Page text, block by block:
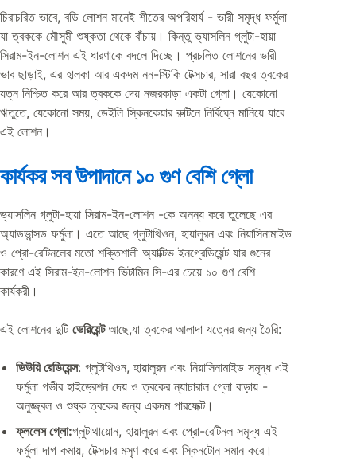
চিরাচরিত ভাবে, বডি লোশন মানেই শীতের অপরিহার্য - ভারী সমৃদ্ধ ফর্মুলা
যা ত্বককে মৌসুমী শুষ্কতা থেকে বাঁচায়। কিন্তু ভ্যাসলিন গ্লুটা-হায়া
সিরাম-ইন-লোশন এই ধারণাকে বদলে দিচ্ছে। প্রচলিত লোশনের ভারী
ভাব ছাড়াই, এর হালকা আর একদম নন-স্টিকি টেক্সচার, সারা বছর ত্বকের
যত্ন নিশ্চিত করে আর ত্বককে দেয় নজরকাড়া একটা গ্লো। যেকোনো
ঋতুতে, যেকোনো সময়, ডেইলি স্কিনকেয়ার রুটিনে নির্বিঘ্নে মানিয়ে যাবে
এই লোশন।
কার্যকর সব উপাদানে ১০ গুণ বেশি গ্লো
ভ্যাসলিন গ্লুটা-হায়া সিরাম-ইন-লোশন -কে অনন্য করে তুলেছে এর
অ্যাডভান্সড ফর্মুলা। এতে আছে গ্লুটাথিওন, হায়ালুরন এবং নিয়াসিনামাইড
ও প্রো-রেটিনলের মতো শক্তিশালী অ্যাক্টিভ ইনগ্রেডিয়েন্ট যার গুনের
কারণে এই সিরাম-ইন-লোশন ভিটামিন সি-এর চেয়ে ১০ গুণ বেশি
কার্যকরী।
এই লোশনের দুটি ভেরিয়েন্টআছে,যা ত্বকের আলাদা যত্নের জন্য তৈরি:
ডিউয়ি রেডিয়েন্স: গ্লুটাথিওন, হায়ালুরন এবং নিয়াসিনামাইড সমৃদ্ধ এই
ফর্মুলা গভীর হাইড্রেশন দেয় ও ত্বকের ন্যাচারাল গ্লো বাড়ায় -
অনুজ্জ্বল ও শুষ্ক ত্বকের জন্য একদম পারফেক্ট।
ফ্ললেস গ্লো:গ্লুটাথায়োন, হায়ালুরন এবং প্রো-রেটিনল সমৃদ্ধ এই
ফর্মুলা দাগ কমায়, টেক্সচার মসৃণ করে এবং স্কিনটোন সমান করে।